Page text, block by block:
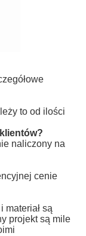
to od ilości
naliczony na
cenie
materiał są
projekt są mile